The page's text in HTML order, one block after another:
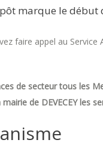
marque le
faire appel au
de secteur tous les
de DEVECEY les